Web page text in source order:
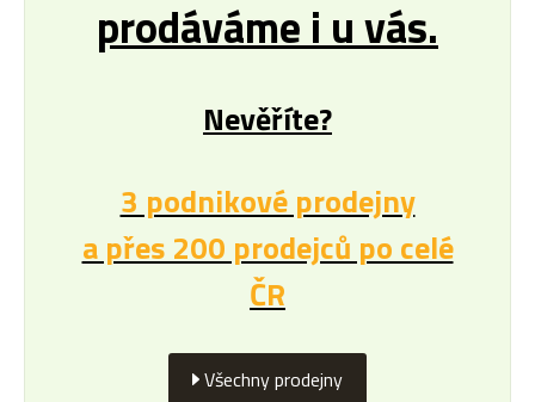
prodáváme i u vás.
Nevěříte?
3 podnikové prodejny
a přes 200 prodejců po celé
ČR
Všechny prodejny